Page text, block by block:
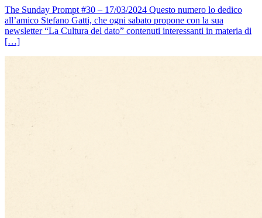
The Sunday Prompt #30 – 17/03/2024 Questo numero lo dedico
all’amico Stefano Gatti, che ogni sabato propone con la sua
newsletter “La Cultura del dato” contenuti interessanti in materia di
[…]